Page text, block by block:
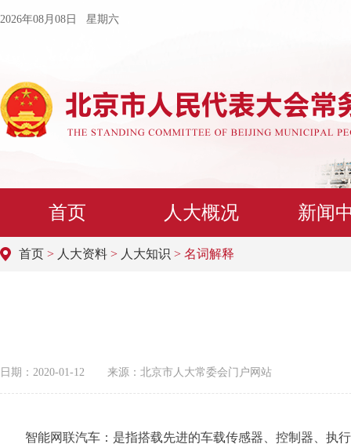
2026年08月08日 星期六
首页 人大概况 新闻
首页 > 人大资料 > 人大知识 > 名词解释
日期：2020-01-12 来源：北京市人大常委会门户网站
智能网联汽车：是指搭载先进的车载传感器、控制器、执行